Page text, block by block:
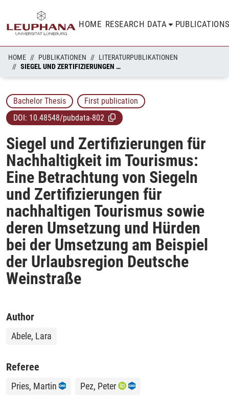
HOME RESEARCH DATA
HOME PUBLIKATIONEN
LITERATURPUBLIKATIONEN
SIEGEL UND ZERTIFIZIERUNGEN FÜR NACHHALTIGKEIT IM TOURISMUS: EINE BETRACHTUNG VON SIEGELN UND ZERTIFIZIERUNGEN FÜR NACHHALTIGEN TOURISMUS SOWIE DEREN UMSETZUNG UND HÜRDEN BEI DER UMSETZUNG AM BEISPIEL DER URLAUBSREGION DEUTSCHE WEINSTRASSE
Bachelor Thesis
First publication
DOI: 10.48548/pubdata-802
Siegel und Zertifizierungen für
Nachhaltigkeit im Tourismus:
Eine Betrachtung von Siegeln
und Zertifizierungen für
nachhaltigen Tourismus sowie
deren Umsetzung und Hürden
bei der Umsetzung am Beispiel
der Urlaubsregion Deutsche
Weinstraße
Author
Abele, Lara
Referee
Pries, Martin Pez, Peter